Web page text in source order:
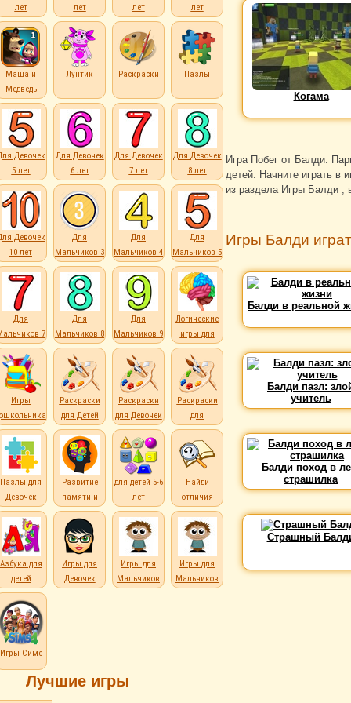
лет
лет
лет
лет
Маша и
Медведь
Лунтик Раскраски Пазлы
Девочек
5 лет
Для Девочек
6 лет
Для Девочек
7 лет
Для Девочек
8 лет
Девочек
10 лет
Для
Мальчиков 3
лет
Для
Мальчиков 4
лет
Для
Мальчиков 5
лет
Для
7
лет
Для
Мальчиков 8
лет
Для
Мальчиков 9
лет
Логические
игры для
детей
Игры
Раскраски
для Детей
Раскраски
для Девочек
Раскраски
для
Мальчиков
Пазлы для
Девочек
Развитие
памяти и
внимания
для детей 5-6
лет
Найди
отличия
Азбука для
детей
Игры для
Девочек
Игры для
Мальчиков
Игры для
Мальчиков
Игры Симс
Лучшие игры
Когама
Игра Побег от Балди:
детей. Начните играть в
из раздела Игры Балди ,
Игры Балди
Балди в реальной
Балди пазл:
учитель
Балди поход в
страшилка
Страшный